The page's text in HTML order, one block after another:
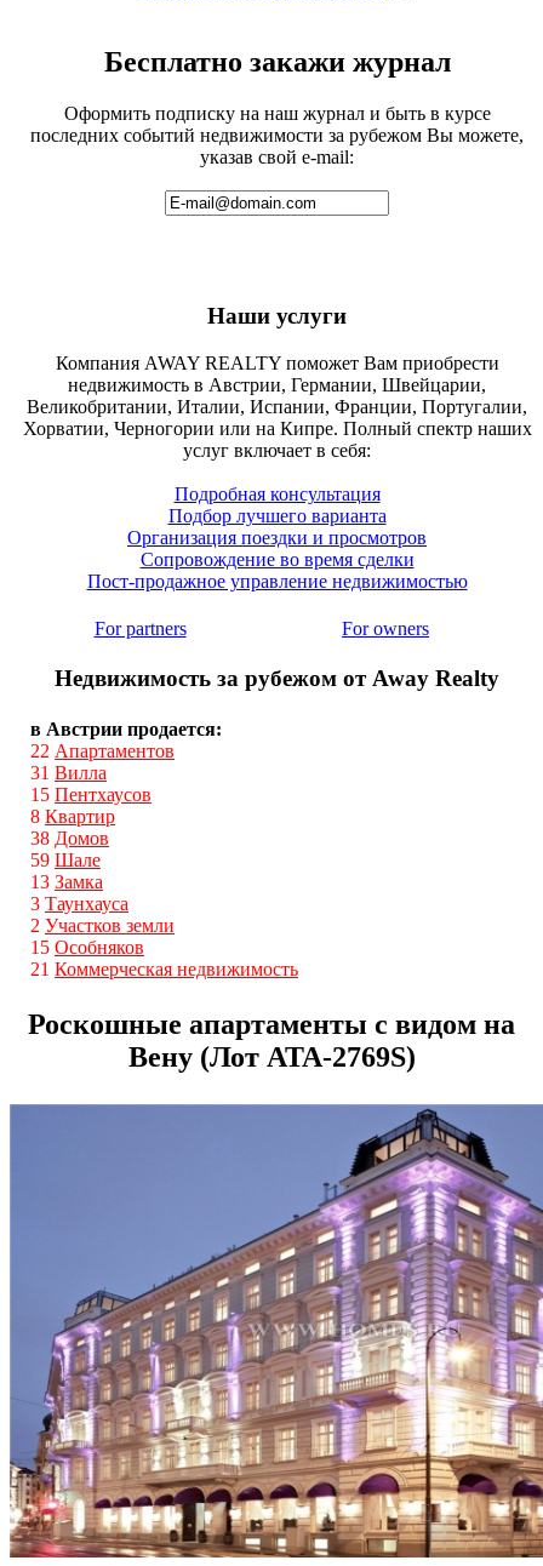
Бесплатно закажи журнал
Оформить подписку на наш журнал и быть в курсе
последних событий недвижимости за рубежом Вы можете,
указав свой e-mail:
Наши услуги
Компания AWAY REALTY поможет Вам приобрести
недвижимость в Австрии, Германии, Швейцарии,
Великобритании, Италии, Испании, Франции, Португалии,
Хорватии, Черногории или на Кипре. Полный спектр наших
услуг включает в себя:
Подробная консультация
Подбор лучшего варианта
Организация поездки и просмотров
Сопровождение во время сделки
Пост-продажное управление недвижимостью
For partners For owners
Недвижимость за рубежом от Away Realty
в Австрии продается:
22 Апартаментов
31 Вилла
15 Пентхаусов
8 Квартир
38 Домов
59 Шале
13 Замка
3 Таунхауса
2 Участков земли
15 Особняков
21 Коммерческая недвижимость
Роскошные апартаменты с видом на
Вену (Лот ATA-2769S)